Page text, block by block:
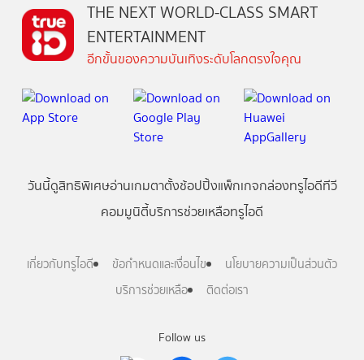
Follow us
THE NEXT WORLD-CLASS SMART
ENTERTAINMENT
อีกขั้นของความบันเทิงระดับโลกตรงใจคุณ
วันนี้ดูสิทธิพิเศษอ่านเกมตาตั้งช้อปปิ้งแพ็กเกจกล่องทรูไอดีทีวี
คอมมูนิตี้บริการช่วยเหลือทรูไอดี
เกี่ยวกับทรูไอดี ข้อกำหนดและเงื่อนไข
นโยบายความเป็นส่วนตัว
บริการช่วยเหลือ
ติดต่อเรา